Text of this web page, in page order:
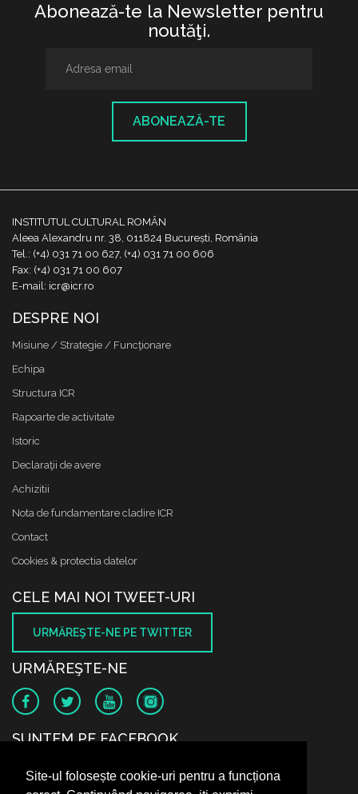
Site-ul folosește cookie-uri pentru a funcționa
Abonează-te la Newsletter pentru
noutăţi.
ABONEAZĂ-TE
INSTITUTUL CULTURAL ROMÂN
Aleea Alexandru nr. 38, 011824 București, România
Tel.: (+4) 031 71 00 627, (+4) 031 71 00 606
Fax: (+4) 031 71 00 607
E-mail: icr@icr.ro
DESPRE NOI
Misiune / Strategie / Funcţionare
Echipa
Structura ICR
Rapoarte de activitate
Istoric
Declaraţii de avere
Achizitii
Nota de fundamentare cladire ICR
Contact
Cookies & protectia datelor
CELE MAI NOI TWEET-URI
URMĂREŞTE-NE PE TWITTER
URMĂREŞTE-NE
SUNTEM PE FACEBOOK